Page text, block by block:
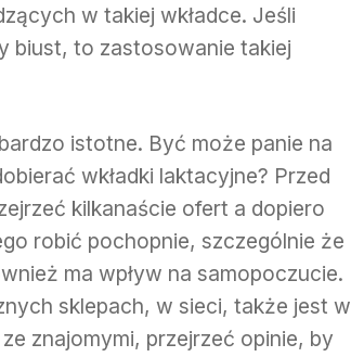
w takiej wkładce. Jeśli
biust, to zastosowanie takiej
istotne. Być może panie na
wkładki laktacyjne? Przed
kilkanaście ofert a dopiero
robić pochopnie, szczególnie że
ma wpływ na samopoczucie.
sklepach, w sieci, także jest w
znajomymi, przejrzeć opinie, by